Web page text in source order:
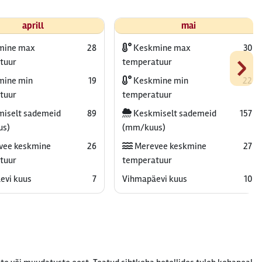
›
aprill
max
28
min
19
sademeid
89
keskmine
26
kuus 7
mai
Keskmine max
temperatuur
30
Keskmine min
temperatuur
22
Keskmiselt sademeid
(mm/kuus)
157
Merevee keskmine
temperatuur
27
Vihmapäevi kuus 10